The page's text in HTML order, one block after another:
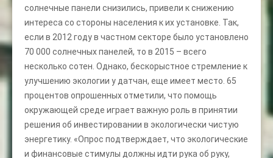
солнечные панели снизились, привели к снижению
интереса со стороны населения к их установке. Так,
если в 2012 году в частном секторе было установлено
70 000 солнечных панелей, то в 2015 – всего
несколько сотен. Однако, бескорыстное стремление к
улучшению экологии у датчан, еще имеет место. 65
процентов опрошенных отметили, что помощь
окружающей среде играет важную роль в принятии
решения об инвестировании в экологически чистую
энергетику. «Опрос подтверждает, что экологические
и финансовые стимулы должны идти рука об руку,